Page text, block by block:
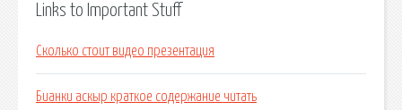
Links to Important Stuff
Сколько стоит видео презентация
Бианки аскыр краткое содержание читать